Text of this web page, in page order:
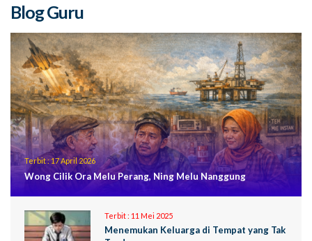
Blog Guru
Terbit :17 April 2026
Wong Cilik Ora Melu Perang, Ning Melu Nanggung
Terbit : 11 Mei 2025
Menemukan Keluarga di Tempat yang Tak